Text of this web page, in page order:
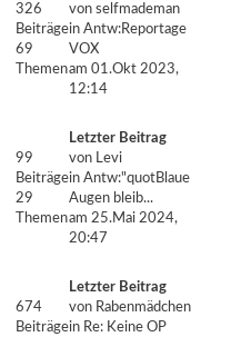
326
Beiträge
69
Themen
von selfmademan
in Antw:Reportage
VOX
am 01.Okt 2023,
12:14
99
Beiträge
29
Themen
Letzter Beitrag
von Levi
in Antw:"quotBlaue
Augen bleib...
am 25.Mai 2024,
20:47
674
Beiträge
Letzter Beitrag
von Rabenmädchen
in Re: Keine OP